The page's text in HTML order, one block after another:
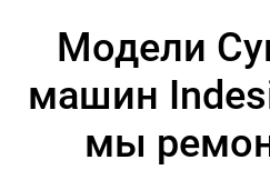
Модели
машин
мы